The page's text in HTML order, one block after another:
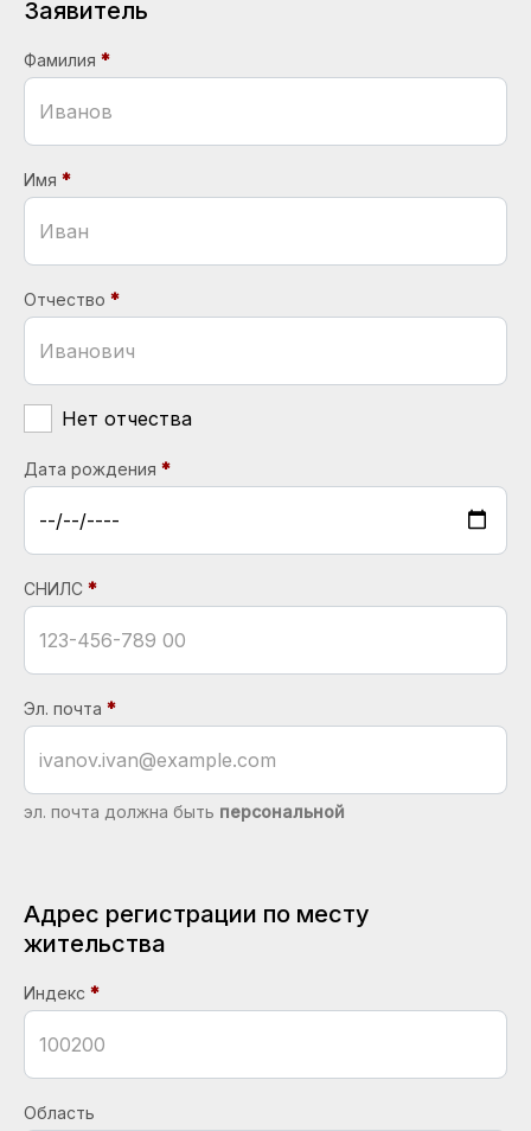
Заявитель
Фамилия
Имя
Отчество
Нет отчества
Дата рождения
СНИЛС
Эл. почта
эл. почта должна быть персональной
Адрес регистрации по месту
жительства
Индекс
Область